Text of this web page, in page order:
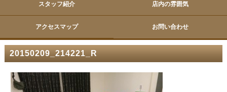
スタッフ紹介 店内の雰囲気
アクセスマップ お問い合わせ
20150209_214221_R